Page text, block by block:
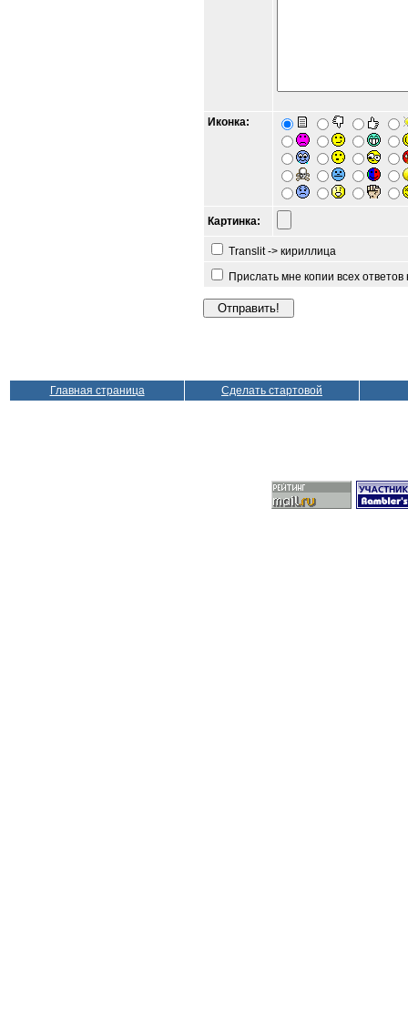
Иконка:
Картинка:
Translit -> кириллица
Прислать мне копии всех
Главная страница Сделать стартовой